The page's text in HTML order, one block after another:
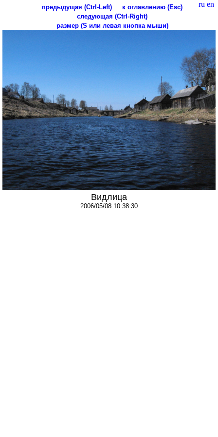
ru en
предыдущая (Ctrl-Left)
к оглавлению (Esc)
следующая (Ctrl-Right)
размер (S или левая кнопка мыши)
Видлица
2006/05/08 10:38:30